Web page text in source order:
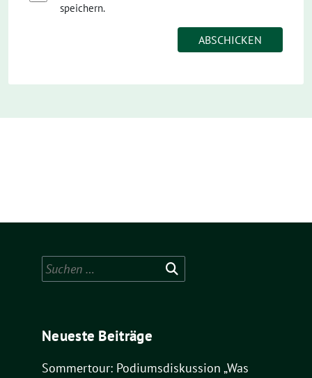
speichern.
Suchen
nach:
Neueste Beiträge
Sommertour: Podiumsdiskussion „Was